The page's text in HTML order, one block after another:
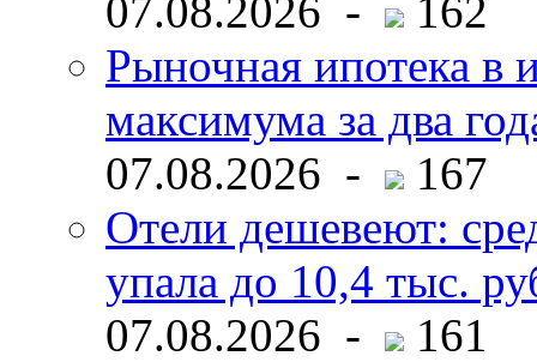
07.08.2026 -
162
Рыночная ипотека в
максимума за два
07.08.2026 -
167
Отели дешевеют:
упала до 10,4 тыс.
07.08.2026 -
161